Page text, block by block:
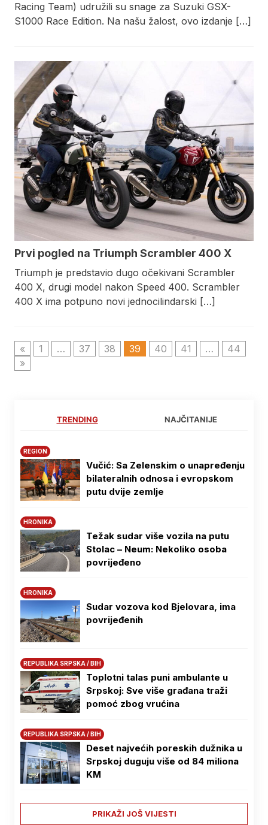
Racing Team) udružili su snage za Suzuki GSX-
S1000 Race Edition. Na našu žalost, ovo izdanje […]
Prvi pogled na Triumph Scrambler 400 X
Triumph je predstavio dugo očekivani Scrambler
400 X, drugi model nakon Speed 400. Scrambler
400 X ima potpuno novi jednocilindarski […]
« 1 … 37 38 39 40 41 …
44
»
TRENDING NAJČITANIJE
REGION
Vučić: Sa Zelenskim o unapređenju
bilateralnih odnosa i evropskom
putu dvije zemlje
HRONIKA
Težak sudar više vozila na putu
Stolac – Neum: Nekoliko osoba
povrijeđeno
HRONIKA
Sudar vozova kod Bjelovara, ima
povrijeđenih
REPUBLIKA SRPSKA / BIH
Toplotni talas puni ambulante u
Srpskoj: Sve više građana traži
pomoć zbog vrućina
REPUBLIKA SRPSKA / BIH
Deset najvećih poreskih dužnika u
Srpskoj duguju više od 84 miliona
KM
PRIKAŽI JOŠ VIJESTI